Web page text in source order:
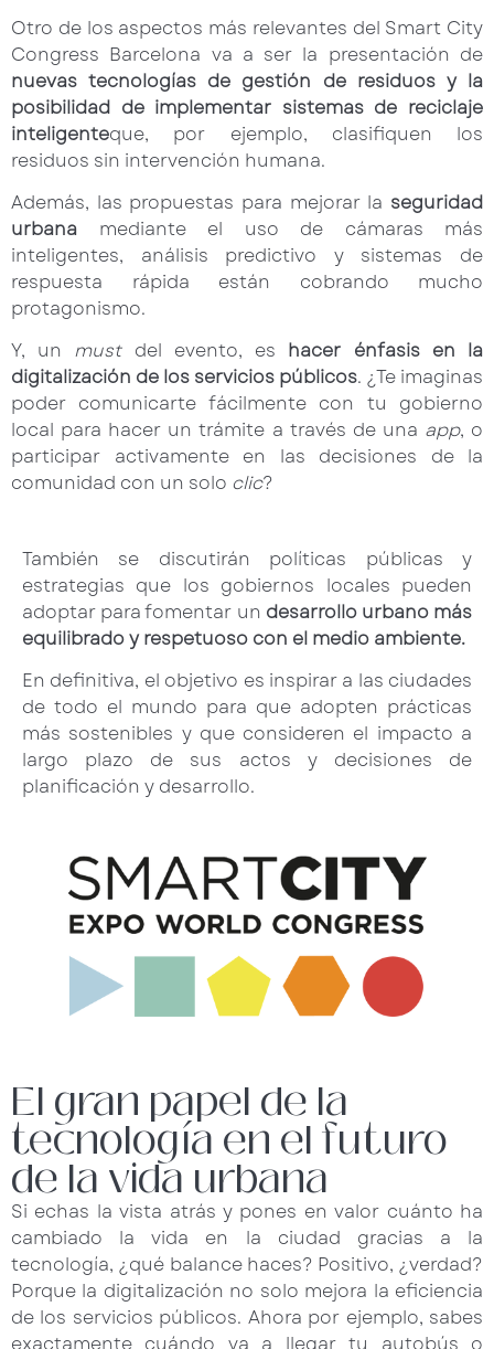
Otro de los aspectos más relevantes del Smart City
Congress Barcelona va a ser la presentación de
nuevas tecnologías de gestión de residuos y la
posibilidad de implementar sistemas de reciclaje
inteligenteque, por ejemplo, clasifiquen los
residuos sin intervención humana.
Además, las propuestas para mejorar la seguridad
urbana mediante el uso de cámaras más
inteligentes, análisis predictivo y sistemas de
respuesta rápida están cobrando mucho
protagonismo.
Y, un mustdel evento, es hacer énfasis en la
digitalización de los servicios públicos. ¿Te imaginas
poder comunicarte fácilmente con tu gobierno
local para hacer un trámite a través de una app, o
participar activamente en las decisiones de la
comunidad con un solo clic?
También se discutirán políticas públicas y
estrategias que los gobiernos locales pueden
adoptar para fomentar un desarrollo urbano más
equilibrado y respetuoso con el medio ambiente.
En definitiva, el objetivo es inspirar a las ciudades
de todo el mundo para que adopten prácticas
más sostenibles y que consideren el impacto a
largo plazo de sus actos y decisiones de
planificación y desarrollo.
El gran papel de la
tecnología en el futuro
de la vida urbana
Si echas la vista atrás y pones en valor cuánto ha
cambiado la vida en la ciudad gracias a la
tecnología, ¿qué balance haces? Positivo, ¿verdad?
Porque la digitalización no solo mejora la eficiencia
de los servicios públicos. Ahora por ejemplo, sabes